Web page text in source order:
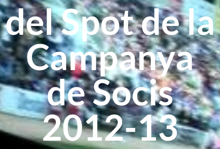
del Spot de la
Campanya
de Socis
2012-13